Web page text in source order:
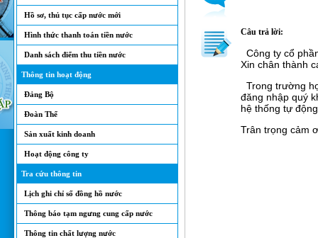
Hồ sơ, thủ tục cấp nước mới
Hình thức thanh toán tiền nước
Danh sách điểm thu tiền nước
Thông tin hoạt động
Đảng Bộ
Đoàn Thể
Sản xuất kinh doanh
Hoạt động công ty
Tra cứu thông tin
Lịch ghi chỉ số đồng hồ nước
Thông báo tạm ngưng cung cấp nước
Thông tin chất lượng nước
Câu trả lời:
Công ty cổ
Xin chân thành
Trong trường
đăng nhập quý
hệ thống tự
Trân trọng cảm